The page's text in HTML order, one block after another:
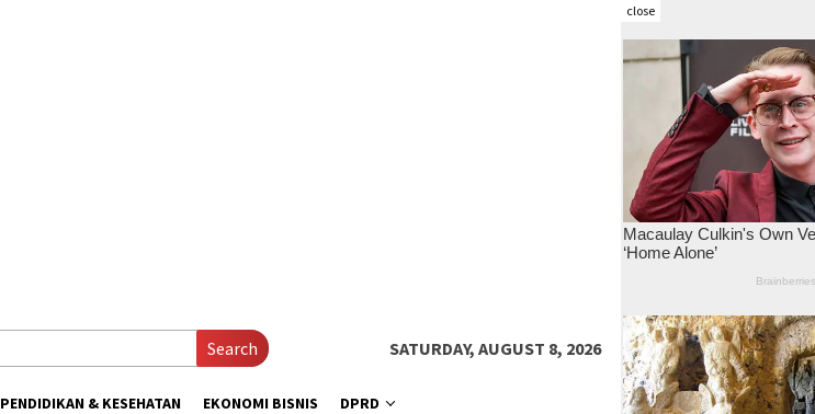
close
Search SATURDAY, AUGUST 8, 2026
PENDIDIKAN & KESEHATAN EKONOMI BISNIS DPRD